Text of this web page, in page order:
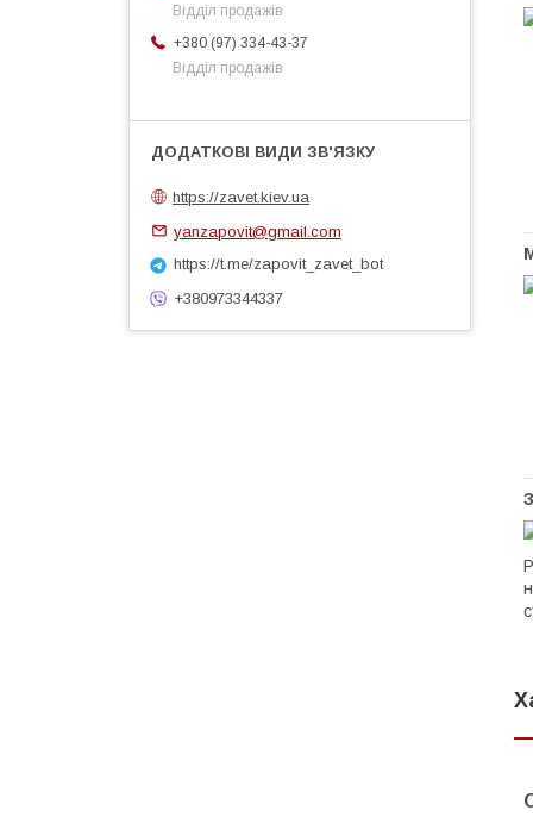
Відділ продажів
+380 (97) 334-43-37
Відділ продажів
https://zavet.kiev.ua
yanzapovit@gmail.com
https://t.me/zapovit_zavet_bot
+380973344337